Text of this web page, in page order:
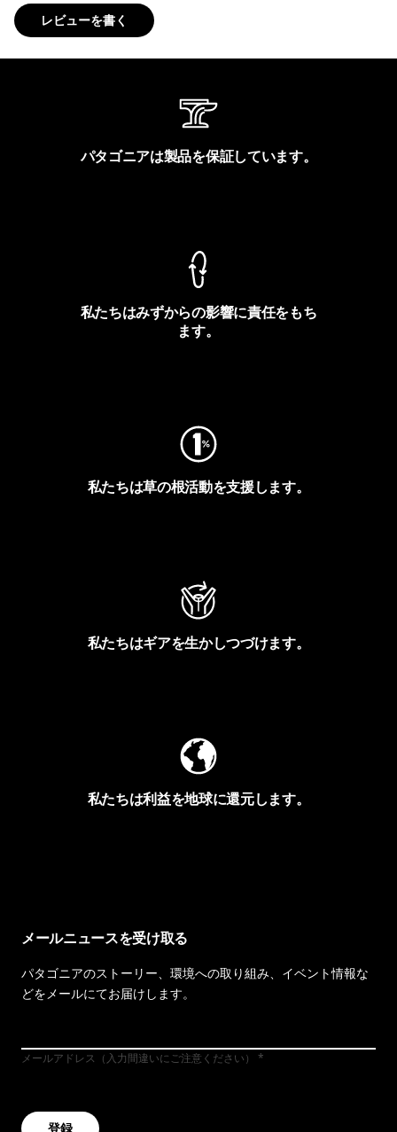
レビューを書く
パタゴニアは製品を保証しています。
私たちはみずからの影響に責任をもち
ます。
私たちは草の根活動を支援します。
私たちはギアを生かしつづけます。
私たちは利益を地球に還元します。
メールニュースを受け取る
パタゴニアのストーリー、環境への取り組み、イベント情報な
どをメールにてお届けします。
メールアドレス（入力間違いにご注意ください）
登録